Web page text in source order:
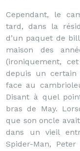
Cependant, le
tard, dans la
d’un paquet de
maison des
(ironiquement,
depuis un
face au
Disant à quel
bras de May.
que son oncle
dans un vieil
Spider-Man,